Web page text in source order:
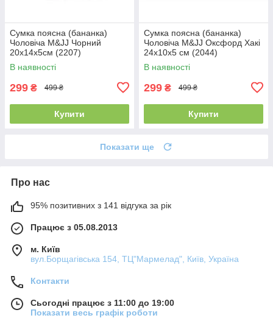
Сумка поясна (бананка)
Чоловіча M&JJ Чорний
20х14х5см (2207)
В наявності
299 ₴ 499 ₴
Купити
Сумка поясна (бананка)
Чоловіча M&JJ Оксфорд Хакі
24х10х5 см (2044)
В наявності
299 ₴ 499 ₴
Купити
Показати ще
Про нас
95% позитивних з 141 відгука за рік
Працює з 05.08.2013
м. Київ
вул.Борщагівська 154, ТЦ"Мармелад", Київ, Україна
Контакти
Сьогодні працює з 11:00 до 19:00
Показати весь графік роботи